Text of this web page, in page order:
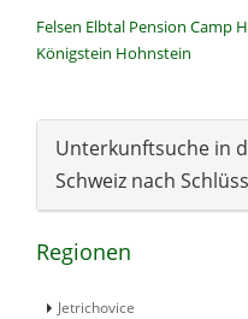
Felsen Elbtal Pension Camp
Königstein Hohnstein
Unterkunftsuche in
Schweiz nach
Regionen
Jetrichovice